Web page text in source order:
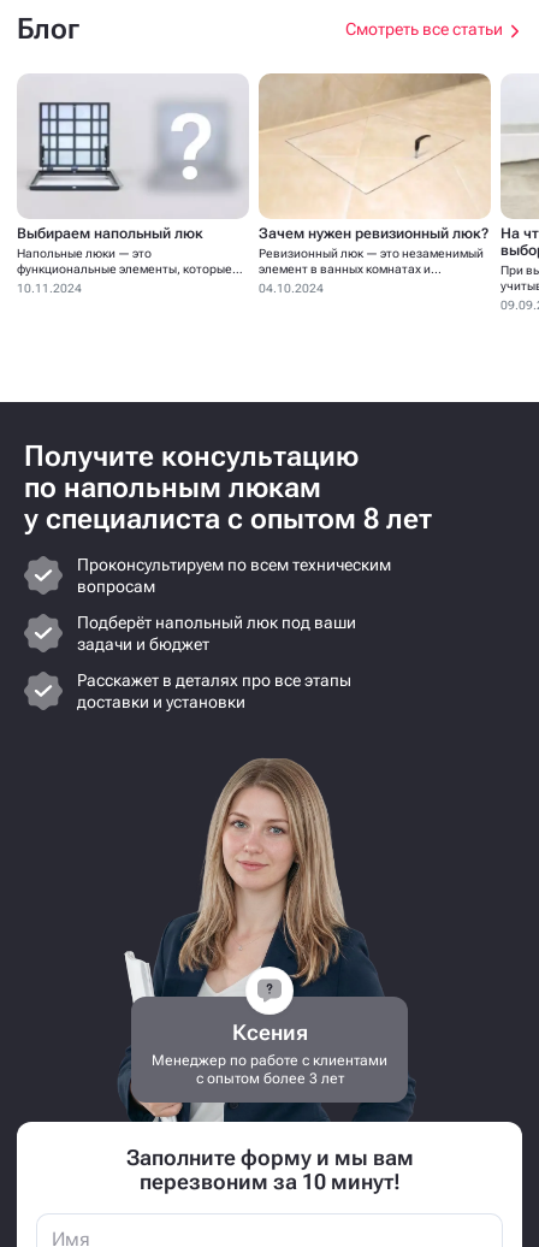
Блог Смотреть все статьи
Выбираем напольный люк
Напольные люки — это
функциональные элементы, которые
устанавливаются для...
10.11.2024
Зачем нужен ревизионный люк?
Ревизионный люк — это незаменимый
элемент в ванных комнатах и...
04.10.2024
На
При
Получите консультацию
по напольным люкам
у специалиста с опытом 8 лет
Проконсультируем по всем техническим
вопросам
Подберёт напольный люк под ваши
задачи и бюджет
Расскажет в деталях про все этапы
доставки и установки
Ксения
Менеджер по работе с клиентами
с опытом более 3 лет
Заполните форму и мы вам
перезвоним за 10 минут!